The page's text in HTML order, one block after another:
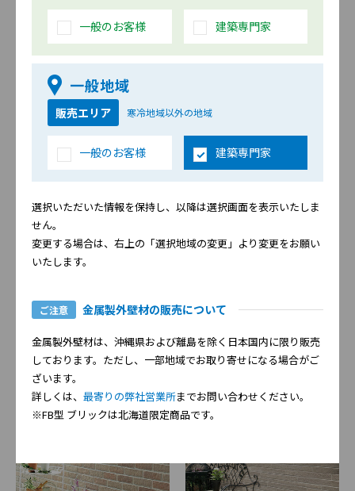
一般のお客様 建築専門家
一般地域
販売エリア 寒冷地域以外の地域
一般のお客様 建築専門家
選択いただいた情報を保持し、以降は選択画面を表示いたしま
せん。
変更する場合は、右上の「選択地域の変更」より変更をお願い
いたします。
ご注意 金属製外壁材の販売について
金属製外壁材は、沖縄県および離島を除く日本国内に限り販売
しております。ただし、一部地域でお取り寄せになる場合がご
ざいます。
詳しくは、 最寄りの弊社営業所までお問い合わせください。
※FB型 ブリックは北海道限定商品です。
オルデミュール調 コルモストーン調
アウラストーン調
ボルブストーン調